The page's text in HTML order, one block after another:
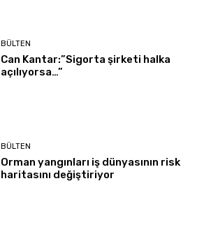
BÜLTEN
Can Kantar:”Sigorta şirketi halka
açılıyorsa…”
BÜLTEN
Orman yangınları iş dünyasının risk
haritasını değiştiriyor